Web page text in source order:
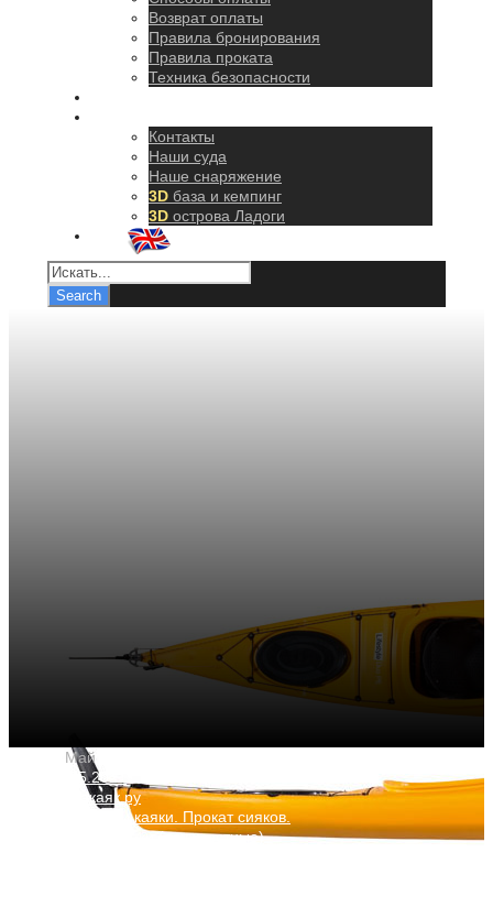
Возврат оплаты
Правила бронирования
Правила проката
Техника безопасности
Контакты
Наши суда
Наше снаряжение
3D база и кемпинг
3D острова Ладоги
Май
27.05.2021
Рентакаяк.ру
Байдарки и каяки. Прокат сияков.
Морские каяки (двухместные)